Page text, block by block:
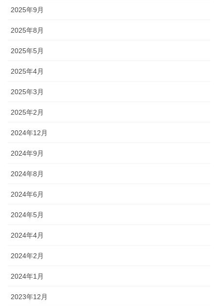
2025年9月
2025年8月
2025年5月
2025年4月
2025年3月
2025年2月
2024年12月
2024年9月
2024年8月
2024年6月
2024年5月
2024年4月
2024年2月
2024年1月
2023年12月